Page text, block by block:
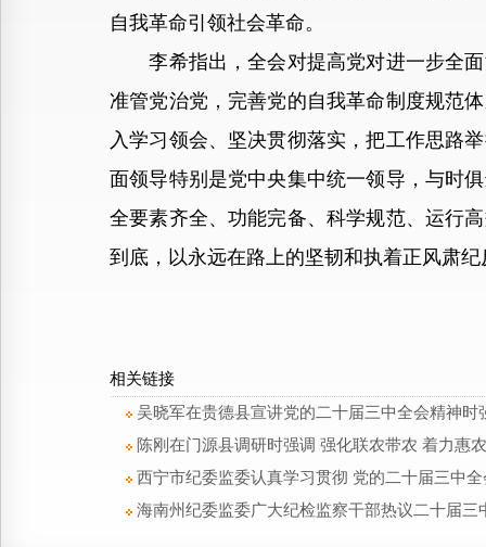
自我革命引领社会革命。
李希指出，全会对提高党对进一步全面
准管党治党，完善党的自我革命制度规范
入学习领会、坚决贯彻落实，把工作思路
面领导特别是党中央集中统一领导，与时
全要素齐全、功能完备、科学规范、运行
到底，以永远在路上的坚韧和执着正风肃
相关链接
吴晓军在贵德县宣讲党的二十届三中全会精神
陈刚在门源县调研时强调 强化联农带农 着力惠
西宁市纪委监委认真学习贯彻 党的二十届三中
海南州纪委监委广大纪检监察干部热议二十届三